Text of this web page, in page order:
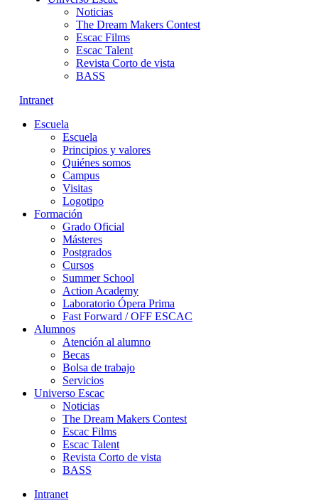
Noticias
The Dream Makers Contest
Escac Films
Escac Talent
Revista Corto de vista
BASS
Intranet
Escuela
Escuela
Principios y valores
Quiénes somos
Campus
Visitas
Logotipo
Formación
Grado Oficial
Másteres
Postgrados
Cursos
Summer School
Action Academy
Laboratorio Ópera Prima
Fast Forward / OFF ESCAC
Alumnos
Atención al alumno
Becas
Bolsa de trabajo
Servicios
Universo Escac
Noticias
The Dream Makers Contest
Escac Films
Escac Talent
Revista Corto de vista
BASS
Intranet